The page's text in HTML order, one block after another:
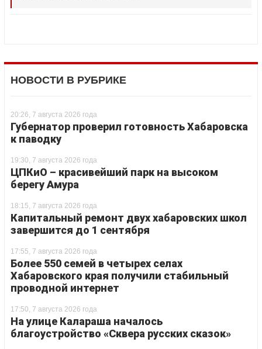
НОВОСТИ В РУБРИКЕ
20:26, 7 августа 2026 года
Губернатор проверил готовность Хабаровска
к паводку
19:30, 7 августа 2026 года
ЦПКиО – красивейший парк на высоком
берегу Амура
18:15, 7 августа 2026 года
Капитальный ремонт двух хабаровских школ
завершится до 1 сентября
17:55, 7 августа 2026 года
Более 550 семей в четырех селах
Хабаровского края получили стабильный
проводной интернет
17:50, 7 августа 2026 года
На улице Калараша началось
благоустройство «Сквера русских сказок»